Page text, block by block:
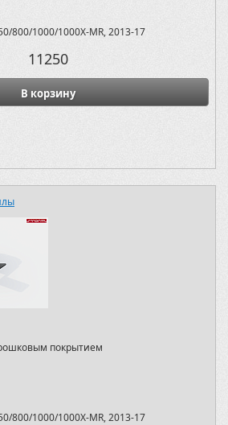
800/1000/1000X-MR, 2013-17
11250
В корзину
покрытием
800/1000/1000X-MR, 2013-17